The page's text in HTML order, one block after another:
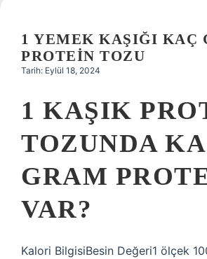
1 YEMEK KAŞIĞI KAÇ
PROTEIN TOZU
Tarih: Eylül 18, 2024
1 KAŞIK
TOZUNDA
GRAM
VAR?
Kalori BilgisiBesin Değeri1 ölçek